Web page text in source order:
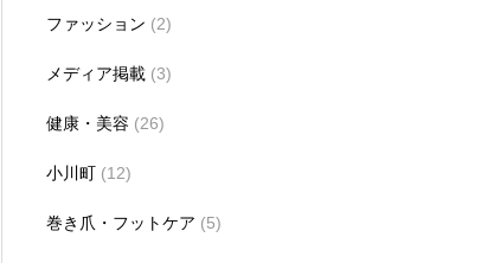
ファッション (2)
メディア掲載 (3)
健康・美容 (26)
小川町 (12)
巻き爪・フットケア (5)